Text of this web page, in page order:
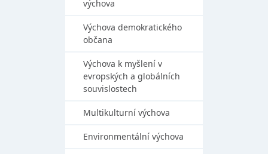
výchova
Výchova demokratického
občana
Výchova k myšlení v
evropských a globálních
souvislostech
Multikulturní výchova
Environmentální výchova